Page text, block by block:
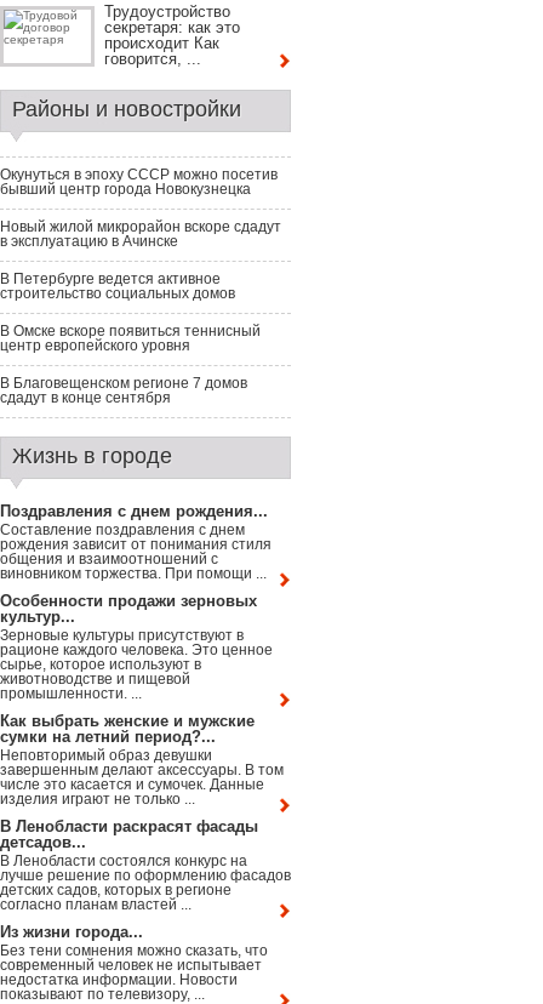
Трудоустройство
секретаря: как это
происходит Как
говорится, ...
Районы и новостройки
Окунуться в эпоху СССР можно посетив
бывший центр города Новокузнецка
Новый жилой микрорайон вскоре сдадут
в эксплуатацию в Ачинске
В Петербурге ведется активное
строительство социальных домов
В Омске вскоре появиться теннисный
центр европейского уровня
В Благовещенском регионе 7 домов
сдадут в конце сентября
Жизнь в городе
Поздравления с днем рождения...
Составление поздравления с днем
рождения зависит от понимания стиля
общения и взаимоотношений с
виновником торжества. При помощи ...
Особенности продажи зерновых
культур...
Зерновые культуры присутствуют в
рационе каждого человека. Это ценное
сырье, которое используют в
животноводстве и пищевой
промышленности. ...
Как выбрать женские и мужские
сумки на летний период?...
Неповторимый образ девушки
завершенным делают аксессуары. В том
числе это касается и сумочек. Данные
изделия играют не только ...
В Ленобласти раскрасят фасады
детсадов...
В Ленобласти состоялся конкурс на
лучше решение по оформлению фасадов
детских садов, которых в регионе
согласно планам властей ...
Из жизни города...
Без тени сомнения можно сказать, что
современный человек не испытывает
недостатка информации. Новости
показывают по телевизору, ...